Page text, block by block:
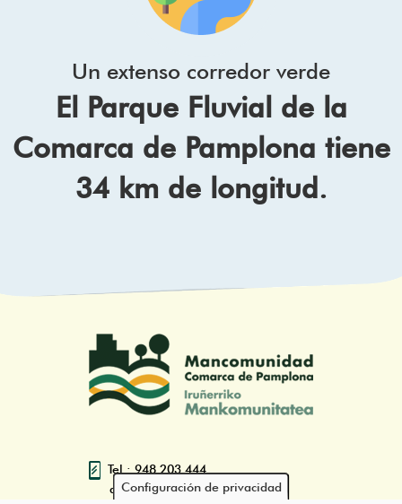
Un extenso corredor verde
El Parque Fluvial de la
Comarca de Pamplona tiene
34 km de longitud.
Tel.: 948 203 444
atencion@mancoeduca.com
Configuración de privacidad